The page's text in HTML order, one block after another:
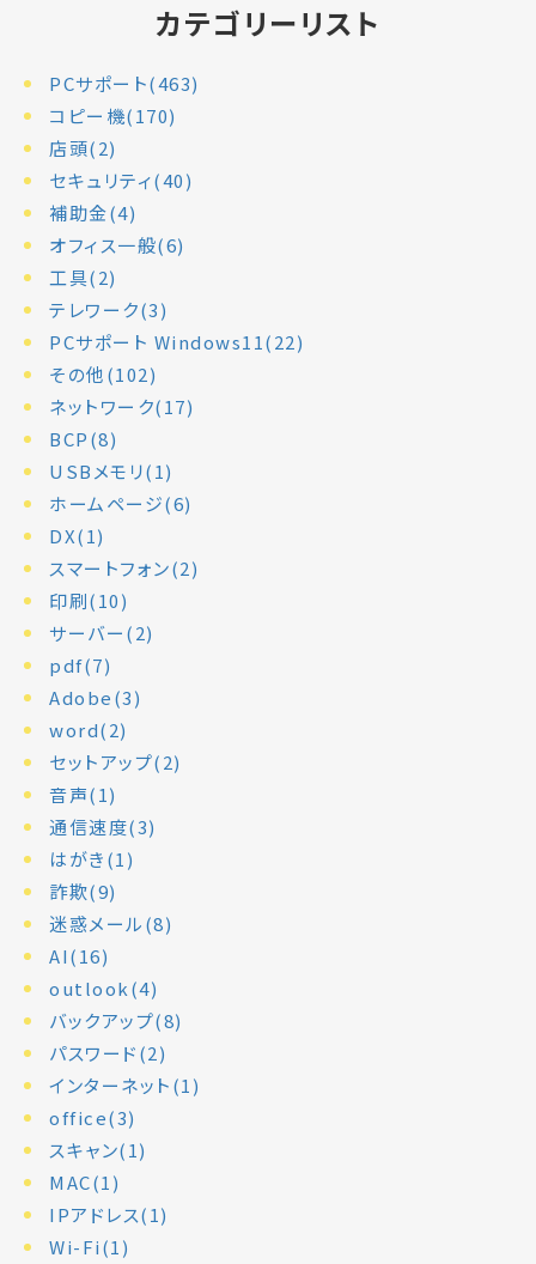
カテゴリーリスト
PCサポート(463)
コピー機(170)
店頭(2)
セキュリティ(40)
補助金(4)
オフィス一般(6)
工具(2)
テレワーク(3)
PCサポート Windows11(22)
その他(102)
ネットワーク(17)
BCP(8)
USBメモリ(1)
ホームページ(6)
DX(1)
スマートフォン(2)
印刷(10)
サーバー(2)
pdf(7)
Adobe(3)
word(2)
セットアップ(2)
音声(1)
通信速度(3)
はがき(1)
詐欺(9)
迷惑メール(8)
AI(16)
outlook(4)
バックアップ(8)
パスワード(2)
インターネット(1)
office(3)
スキャン(1)
MAC(1)
IPアドレス(1)
Wi-Fi(1)